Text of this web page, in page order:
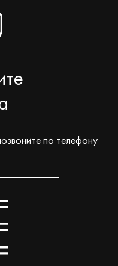
по телефону